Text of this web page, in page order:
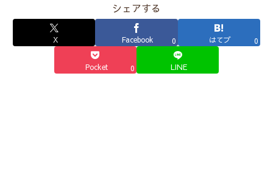
シェアする
X Facebook 0 はてブ 0
Pocket 0 LINE